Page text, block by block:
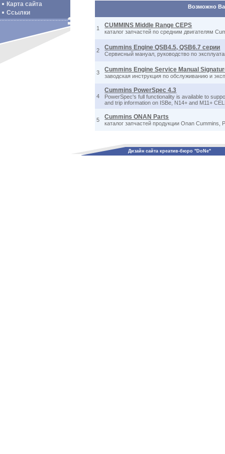
Карта сайта
Ссылки
Возможно
1 CUMMINS Middle Range CEPS
каталог запчастей по средним двигателям
2 Cummins Engine QSB4.5, QSB6.7 серии
Сервисный мануал, руководство по
3 Cummins Engine Service Manual
заводская инструкция по обслуживанию и
4
Cummins PowerSpec 4.3
PowerSpec's full functionality is available to
and trip information on ISBe, N14+ and M11+
5 Cummins ONAN Parts
каталог запчастей продукции Onan Cummins,
Дизайн сайта креатив-бюро "DoNe"